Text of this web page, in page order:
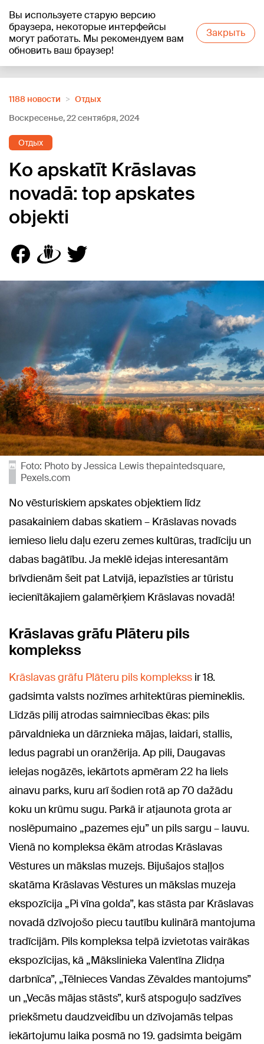
Вы используете старую версию
браузера, некоторые интерфейсы
могут работать. Мы рекомендуем вам
обновить ваш браузер!
Закрыть
+16°C
1188 новости
Отдых
Воскресенье, 22 сентября, 2024
Отдых
Ko apskatīt Krāslavas
novadā: top apskates
objekti
Foto: Photo by Jessica Lewis thepaintedsquare,
Pexels.com
No vēsturiskiem apskates objektiem līdz
pasakainiem dabas skatiem – Krāslavas novads
iemieso lielu daļu ezeru zemes kultūras, tradīciju un
dabas bagātību. Ja meklē idejas interesantām
brīvdienām šeit pat Latvijā, iepazīsties ar tūristu
iecienītākajiem galamērķiem Krāslavas novadā!
Krāslavas grāfu Plāteru pils
komplekss
Krāslavas grāfu Plāteru pils komplekss ir 18.
gadsimta valsts nozīmes arhitektūras piemineklis.
Līdzās pilij atrodas saimniecības ēkas: pils
pārvaldnieka un dārznieka mājas, laidari, stallis,
ledus pagrabi un oranžērija. Ap pili, Daugavas
ielejas nogāzēs, iekārtots apmēram 22 ha liels
ainavu parks, kuru arī šodien rotā ap 70 dažādu
koku un krūmu sugu. Parkā ir atjaunota grota ar
noslēpumaino „pazemes eju” un pils sargu – lauvu.
Vienā no kompleksa ēkām atrodas Krāslavas
Vēstures un mākslas muzejs. Bijušajos staļļos
skatāma Krāslavas Vēstures un mākslas muzeja
ekspozīcija „Pi vīna golda”, kas stāsta par Krāslavas
novadā dzīvojošo piecu tautību kulinārā mantojuma
tradīcijām. Pils kompleksa telpā izvietotas vairākas
ekspozīcijas, kā „Mākslinieka Valentīna Zlidņa
darbnīca”, „Tēlnieces Vandas Zēvaldes mantojums”
un „Vecās mājas stāsts”, kurš atspoguļo sadzīves
priekšmetu daudzveidību un dzīvojamās telpas
iekārtojumu laika posmā no 19. gadsimta beigām